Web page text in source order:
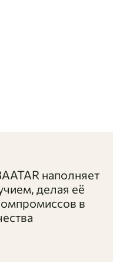
тяжести.
с образами.
наполняет
делая её
в